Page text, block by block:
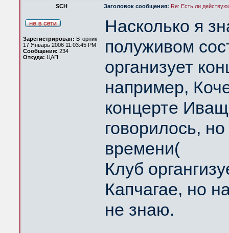
SCH Заголовок сообщения: Re: Есть ли
Зарегистрирован: Вторник
17 Январь 2006 11:03:45 PM
Сообщения: 234
Откуда: ЦАП
Насколько я
полуживом
организует
например,
концерте
говорилось,
времени(
Клуб
Капчагае, но
не знаю.